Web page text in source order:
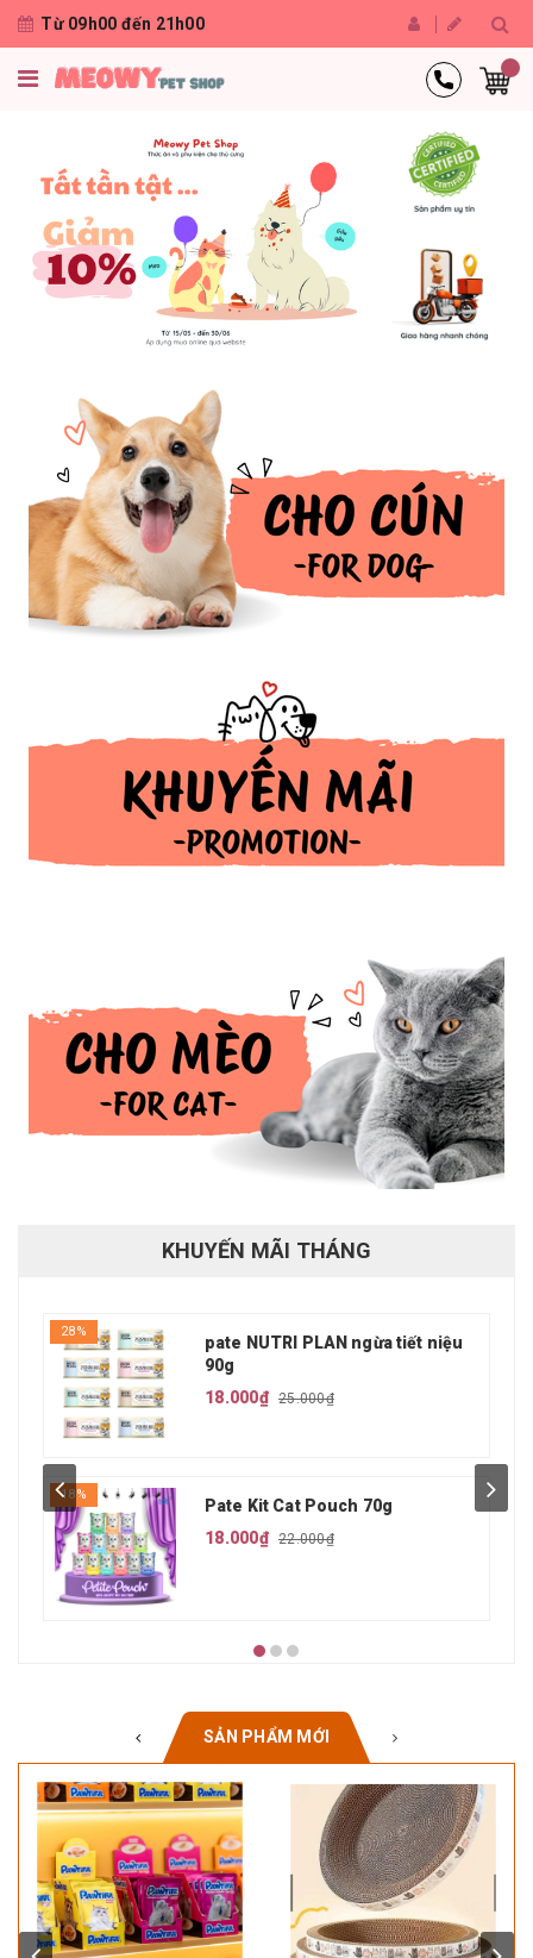
Từ 09h00 đến 21h00
KHUYẾN MÃI THÁNG
28%
pate NUTRI PLAN ngừa tiết niệu
90g
18.000₫ 25.000₫
18%
Pate Kit Cat Pouch 70g
18.000₫ 22.000₫
SẢN PHẨM MỚI